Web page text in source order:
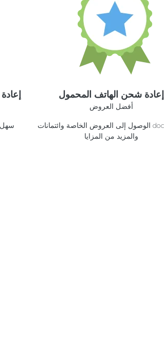
سهل
إعادة شحن الهاتف المحمول
أفضل العروض
الوصول إلى العروض الخاصة وائتمانات doctorSIM
والمزيد من المزايا